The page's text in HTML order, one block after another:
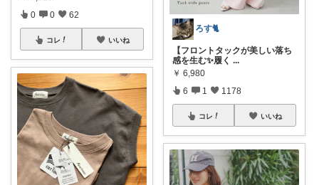
0 0 62
コレ いいね
ろす🐈
【フロントタックが美しい落ち
感を生む✨履く ...
￥ 6,980
6 1 1178
コレ いいね